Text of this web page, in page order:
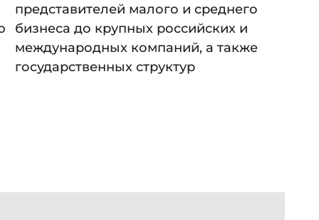
представителей малого и среднего
бизнеса до крупных российских и
международных компаний, а также
государственных структур